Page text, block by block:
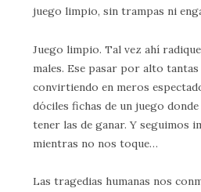
juego limpio, sin trampas ni
Juego limpio. Tal vez ahí
males. Ese pasar por alto
convirtiendo en meros
dóciles fichas de un juego
tener las de ganar. Y seguimos
mientras no nos toque…
Las tragedias humanas nos